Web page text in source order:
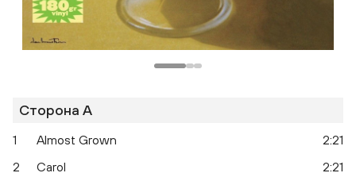
Сторона A
1 Almost Grown
2:21
2
Carol
2:21